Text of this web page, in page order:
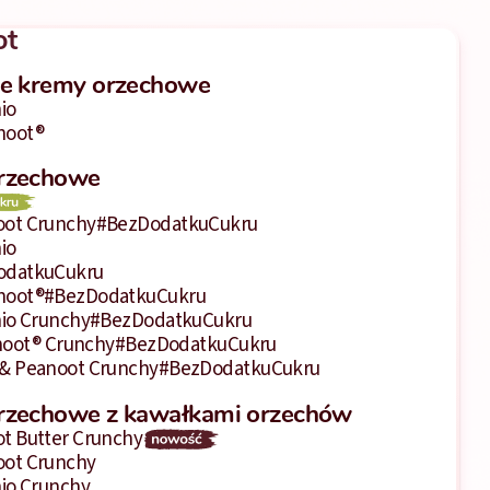
kremy orzechowe
Crunchy#BezDodatkuCukru
#BezDodatkuCukru
Crunchy#BezDodatkuCukru
Crunchy#BezDodatkuCukru
Peanoot Crunchy#BezDodatkuCukru
z kawałkami orzechów
Butter Crunchy
Crunchy